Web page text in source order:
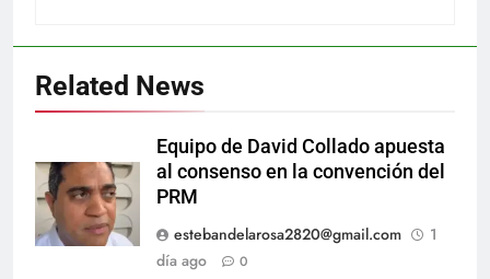
Related News
Equipo de David Collado apuesta
al consenso en la convención del
PRM
estebandelarosa2820@gmail.com
1
día ago
0